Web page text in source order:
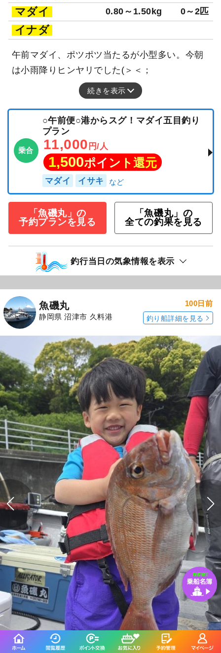
マダイ
0.80～1.50kg 0～2匹
イナダ
午前マダイ、ポツポツ当たるが小型多い。今朝
は小雨降りヒンヤリでした(＞＜；
続きを表示
乗合
○午前便○港からスグ！マダイ五目釣り
プラン
11,000 円/人
1,500ポイント還元
マダイ イサキ
「魚磯丸」の
予約プランを見る
「魚磯丸」の
全ての釣果を見る
釣行当日の気象情報を表示
魚磯丸
静岡県 沼津市 久料港
100日前
釣り船詳細を見る